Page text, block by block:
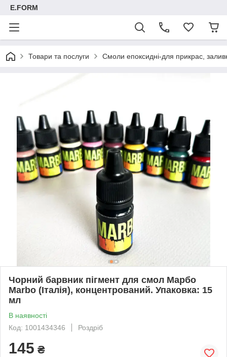
E.FORM
Товари та послуги Смоли епоксидні-для прикрас,
Чорний барвник пігмент для смол Марбо
Marbo (Італія), концентрований. Упаковка: 15
мл
В наявності
Код: 1001434346
Роздріб
145 ₴